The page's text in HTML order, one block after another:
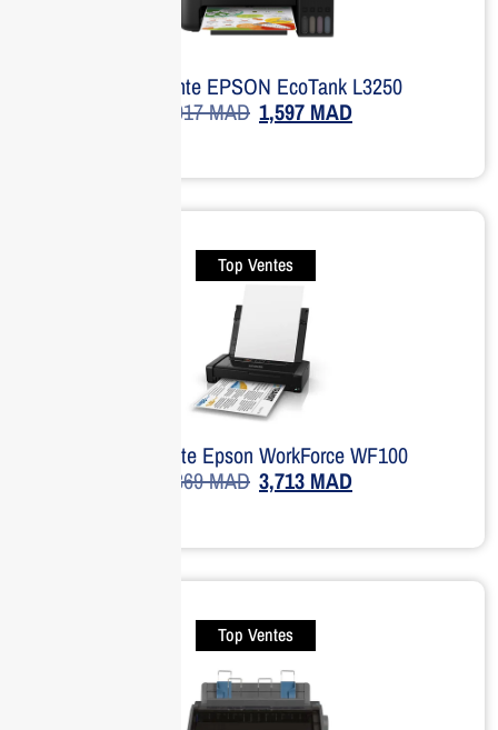
Imprimante EPSON EcoTank L3250
2,917MAD 1,597 MAD
Top Ventes
Imprimante Epson WorkForce WF100
4,369MAD 3,713 MAD
Top Ventes